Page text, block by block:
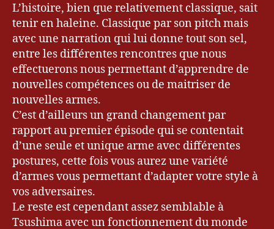
L’histoire, bien que relativement classique, sait
tenir en haleine. Classique par son pitch mais
avec une narration qui lui donne tout son sel,
entre les différentes rencontres que nous
effectuerons nous permettant d’apprendre de
nouvelles compétences ou de maitriser de
nouvelles armes.
C’est d’ailleurs un grand changement par
rapport au premier épisode qui se contentait
d’une seule et unique arme avec différentes
postures, cette fois vous aurez une variété
d’armes vous permettant d’adapter votre style à
vos adversaires.
Le reste est cependant assez semblable à
Tsushima avec un fonctionnement du monde